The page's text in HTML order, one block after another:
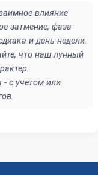
влияние
затмение, фаза
и день недели.
что наш лунный
- с учётом или